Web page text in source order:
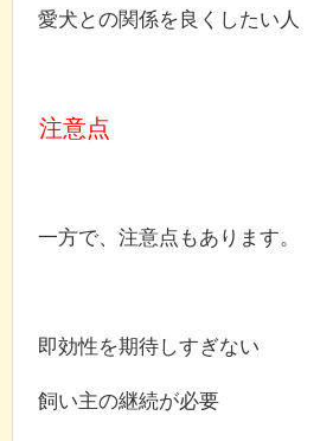
愛犬との関係を良くしたい人
注意点
一方で、注意点もあります。
即効性を期待しすぎない
飼い主の継続が必要